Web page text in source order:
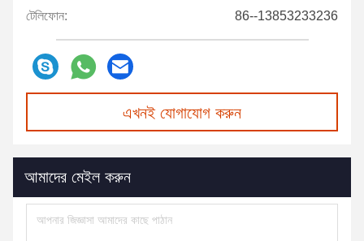
টেলিফোন: 86--13853233236
এখনই যোগাযোগ করুন
আমাদের মেইল করুন